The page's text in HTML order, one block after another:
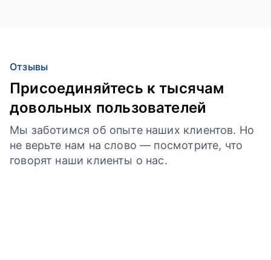
Отзывы
Присоединяйтесь к тысячам
довольных пользователей
Мы заботимся об опыте наших клиентов. Но
не верьте нам на слово — посмотрите, что
говорят наши клиенты о нас.